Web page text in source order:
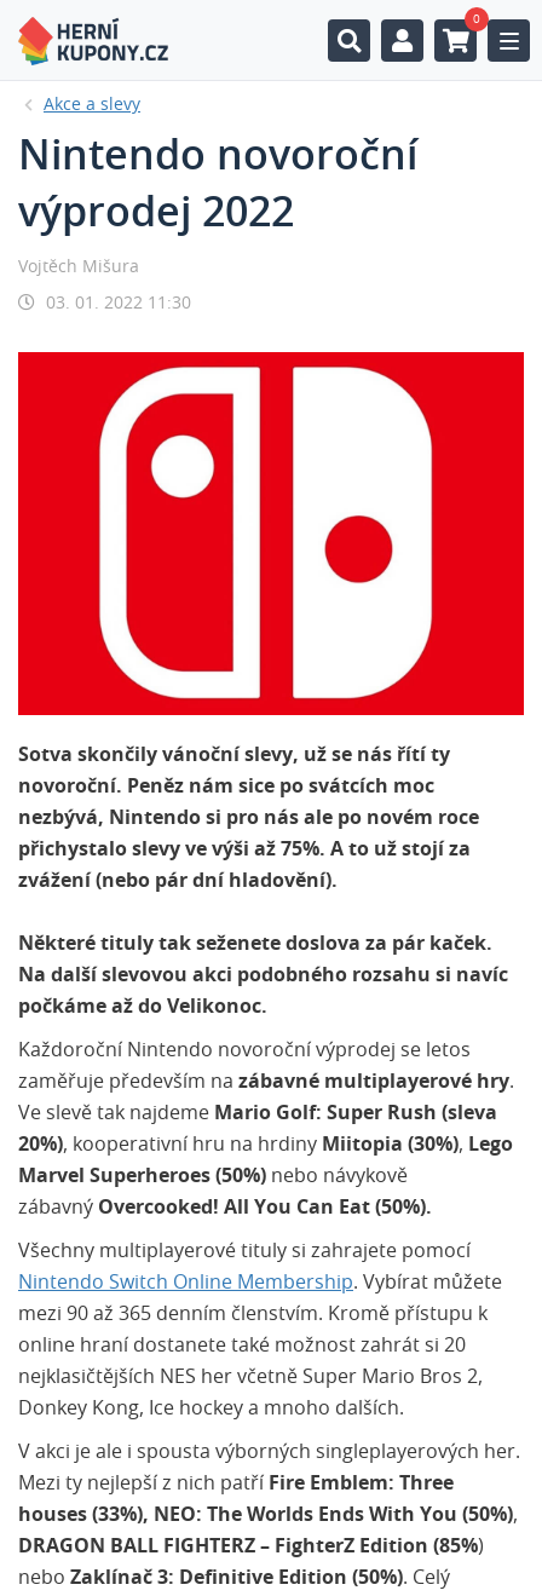
0
Akce a slevy
Nintendo novoroční
výprodej 2022
Vojtěch Mišura
03. 01. 2022 11:30
Sotva skončily vánoční slevy, už se nás řítí ty
novoroční. Peněz nám sice po svátcích moc
nezbývá, Nintendo si pro nás ale po novém roce
přichystalo slevy ve výši až 75%. A to už stojí za
zvážení (nebo pár dní hladovění).
Některé tituly tak seženete doslova za pár kaček.
Na další slevovou akci podobného rozsahu si navíc
počkáme až do Velikonoc.
Každoroční Nintendo novoroční výprodej se letos
zaměřuje především na zábavné multiplayerové hry.
Ve slevě tak najdeme Mario Golf: Super Rush (sleva
20%), kooperativní hru na hrdiny Miitopia (30%), Lego
Marvel Superheroes (50%) nebo návykově
zábavný Overcooked! All You Can Eat (50%).
Všechny multiplayerové tituly si zahrajete pomocí
Nintendo Switch Online Membership. Vybírat můžete
mezi 90 až 365 denním členstvím. Kromě přístupu k
online hraní dostanete také možnost zahrát si 20
nejklasičtějších NES her včetně Super Mario Bros 2,
Donkey Kong, Ice hockey a mnoho dalších.
V akci je ale i spousta výborných singleplayerových her.
Mezi ty nejlepší z nich patří Fire Emblem: Three
houses (33%), NEO: The Worlds Ends With You (50%),
DRAGON BALL FIGHTERZ – FighterZ Edition (85%)
nebo Zaklínač 3: Definitive Edition (50%). Celý